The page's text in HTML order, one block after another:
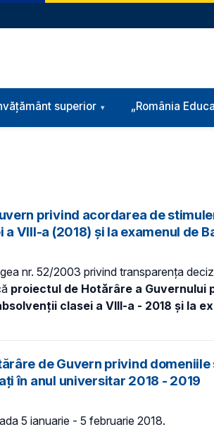
superior „România
privind acordarea de
VIII-a (2018) și la examenul de
nr. 52/2003 privind transparenţa
proiectul de Hotărâre a Guvernului
clasei a VIII-a - 2018 și la
de Guvern privind
în anul universitar 2018 - 2019
5 ianuarie - 5 februarie 2018.